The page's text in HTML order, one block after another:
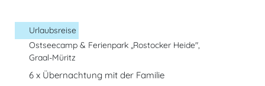
Urlaubsreise
Ostseecamp & Ferienpark „Rostocker Heide",
Graal-Müritz
6 x Übernachtung mit der Familie